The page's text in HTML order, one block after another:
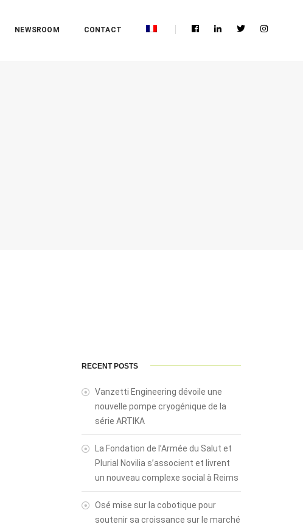
NEWSROOM CONTACT
RECENT POSTS
Vanzetti Engineering dévoile une
nouvelle pompe cryogénique de la
série ARTIKA
La Fondation de l’Armée du Salut et
Plurial Novilia s’associent et livrent
un nouveau complexe social à Reims
Osé mise sur la cobotique pour
soutenir sa croissance sur le marché